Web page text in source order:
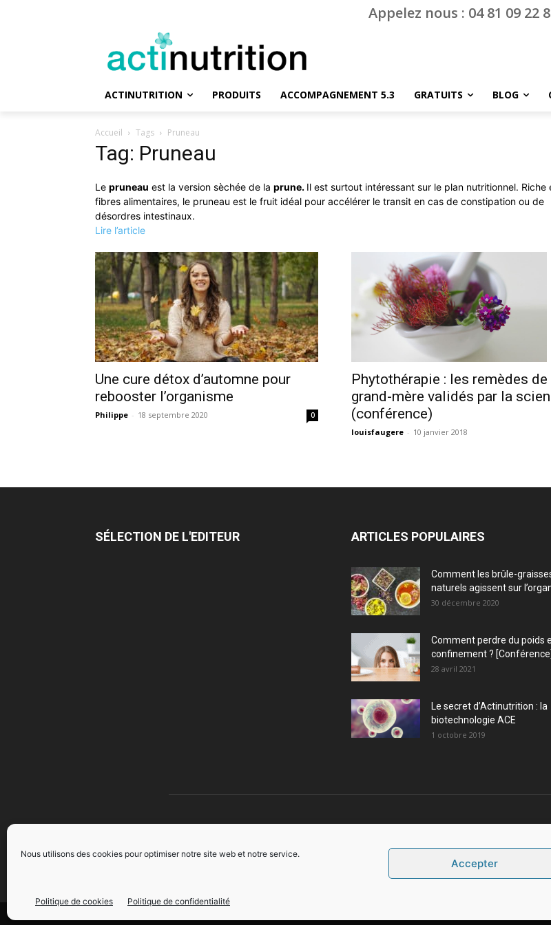
Nous utilisons des cookies pour optimiser notre site web et notre service.
Accepter
Politique de cookies Politique de confidentialité
Appelez nous : 04 81 09 22
ACTINUTRITION PRODUITS ACCOMPAGNEMENT 5.3 GRATUITS BLOG
Accueil Tags Pruneau
Tag: Pruneau
Le pruneau est la version sèchée de la prune. Il est surtout intéressant sur le plan nutritionnel. Riche
fibres alimentaires, le pruneau est le fruit idéal pour accélérer le transit en cas de constipation ou de
désordres intestinaux.
Lire l’article
Une cure détox d’automne pour
rebooster l’organisme
Philippe - 18 septembre 2020 0
Phytothérapie : les remèdes de
grand-mère validés par la
(conférence)
louisfaugere - 10 janvier 2018
SÉLECTION DE L'EDITEUR ARTICLES POPULAIRES
Comment les brûle-
naturels agissent sur
30 décembre 2020
Comment perdre du poids
confinement ? [Conférence]
28 avril 2021
Le secret d’Actinutrition : la
biotechnologie ACE
1 octobre 2019